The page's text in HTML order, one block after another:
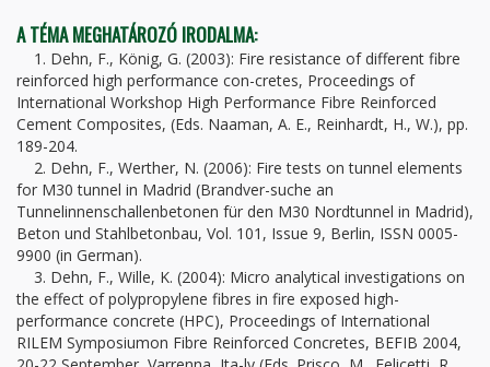
A TÉMA MEGHATÁROZÓ IRODALMA:
1. Dehn, F., König, G. (2003): Fire resistance of different fibre
reinforced high performance con-cretes, Proceedings of
International Workshop High Performance Fibre Reinforced
Cement Composites, (Eds. Naaman, A. E., Reinhardt, H., W.), pp.
189-204.
2. Dehn, F., Werther, N. (2006): Fire tests on tunnel elements
for M30 tunnel in Madrid (Brandver-suche an
Tunnelinnenschallenbetonen für den M30 Nordtunnel in Madrid),
Beton und Stahlbetonbau, Vol. 101, Issue 9, Berlin, ISSN 0005-
9900 (in German).
3. Dehn, F., Wille, K. (2004): Micro analytical investigations on
the effect of polypropylene fibres in fire exposed high-
performance concrete (HPC), Proceedings of International
RILEM Symposiumon Fibre Reinforced Concretes, BEFIB 2004,